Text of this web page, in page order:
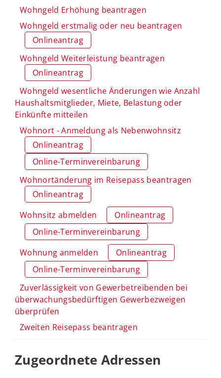
Wohngeld Erhöhung beantragen
Wohngeld erstmalig oder neu beantragen
Onlineantrag
Wohngeld Weiterleistung beantragen
Onlineantrag
Wohngeld wesentliche Änderungen wie Anzahl
Haushaltsmitglieder, Miete, Belastung oder
Einkünfte mitteilen
Wohnort - Anmeldung als Nebenwohnsitz
Onlineantrag
Online-Terminvereinbarung
Wohnortänderung im Reisepass beantragen
Onlineantrag
Wohnsitz abmelden
Onlineantrag
Online-Terminvereinbarung
Wohnung anmelden
Onlineantrag
Online-Terminvereinbarung
Zuverlässigkeit von Gewerbetreibenden bei
überwachungsbedürftigen Gewerbezweigen
überprüfen
Zweiten Reisepass beantragen
Zugeordnete Adressen